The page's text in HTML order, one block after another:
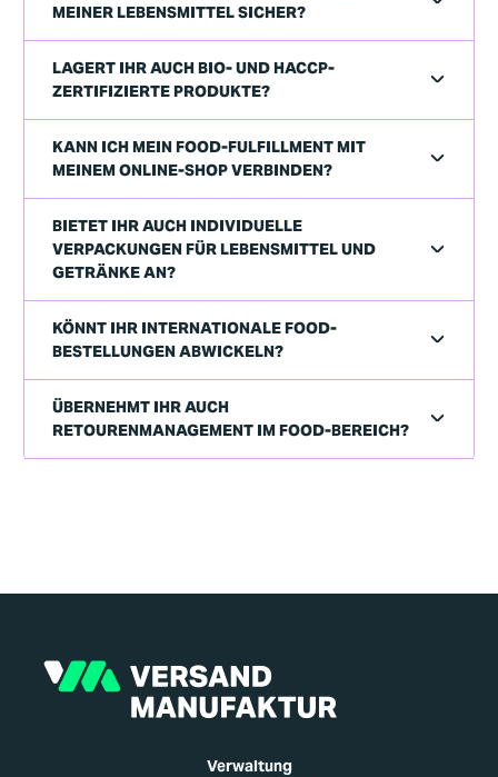
MEINER LEBENSMITTEL SICHER?
LAGERT IHR AUCH BIO- UND HACCP-
ZERTIFIZIERTE PRODUKTE?
KANN ICH MEIN FOOD-FULFILLMENT MIT
MEINEM ONLINE-SHOP VERBINDEN?
BIETET IHR AUCH INDIVIDUELLE
VERPACKUNGEN FÜR LEBENSMITTEL UND
GETRÄNKE AN?
KÖNNT IHR INTERNATIONALE FOOD-
BESTELLUNGEN ABWICKELN?
ÜBERNEHMT IHR AUCH
RETOURENMANAGEMENT IM FOOD-BEREICH?
Verwaltung